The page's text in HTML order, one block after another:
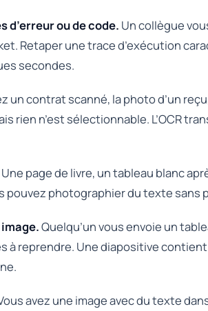
d’erreur ou de code. Un collègue
Retaper une trace d’exécution
secondes.
un contrat scanné, la photo d’un
rien n’est sélectionnable. L’OCR
Une page de livre, un tableau blanc
pouvez photographier du texte sans
Quelqu’un vous envoie un
à reprendre. Une diapositive
avez une image avec du texte